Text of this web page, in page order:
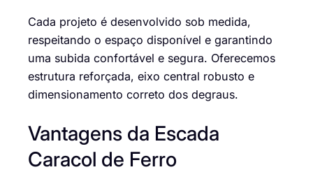
Cada projeto é desenvolvido sob medida,
respeitando o espaço disponível e garantindo
uma subida confortável e segura. Oferecemos
estrutura reforçada, eixo central robusto e
dimensionamento correto dos degraus.
Vantagens da Escada
Caracol de Ferro